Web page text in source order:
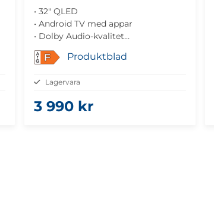
• 32" QLED
• Android TV med appar
• Dolby Audio-kvalitet
• Trådlös anslutning
• Slimmad design
F Produktblad
Lagervara
3 990 kr